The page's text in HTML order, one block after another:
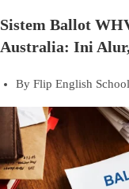
Sistem Ballot
Australia: Ini Alur,
By Flip English School